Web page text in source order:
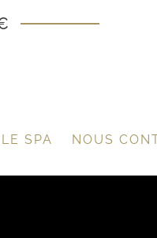
LE SPA NOUS